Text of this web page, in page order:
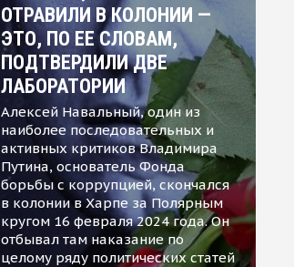
ОТРАВИЛИ В КОЛОНИИ —
ЭТО, ПО ЕЕ СЛОВАМ,
ПОДТВЕРДИЛИ ДВЕ
ЛАБОРАТОРИИ
Алексей Навальный, один из
наиболее последовательных и
активных критиков Владимира
Путина, основатель Фонда
борьбы с коррупцией, скончался
в колонии в Харпе за Полярным
кругом 16 февраля 2024 года. Он
отбывал там наказание по
целому ряду политических статей